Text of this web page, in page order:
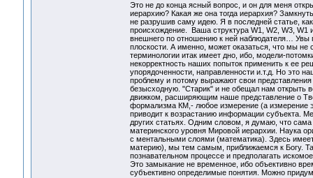
Это не до конца ясный вопрос, и он для меня
иерархию? Какая же она тогда иерархия?
не разрушив саму идею. Я в последней статье,
происхождение. Ваша структура W1, W2, W3, W1
внешнего по отношению к ней наблюдателя… Увы
плоскости. А именно, может оказаться, что мы
терминологии итак имеет дно, ибо, модели-
некорректность наших попыток применить к ее
упорядоченности, направленности и.т.д. Но это
проблему и потому выражают свои
безысходную. "Старик" и не обещал нам открыть
движком, расширяющим наше представление о
формализма КМ,- любое измерение (а измерение
приводит к возрастанию информации субъекта.
других статьях. Одним словом, я думаю, что
материнского уровня Мировой иерархии. Наука
с ментальными слоями (математика). Здесь
материю), мы тем самым, приближаемся к Богу.
познавательном процессе и предполагать
Это замыкание не временное, ибо объективно
субъективно определимые понятия. Можно